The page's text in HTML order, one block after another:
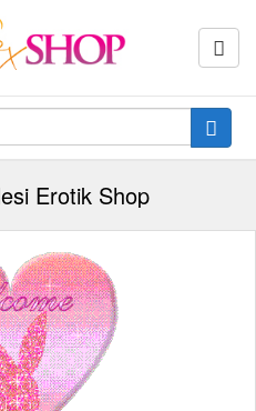
Erotik Shop